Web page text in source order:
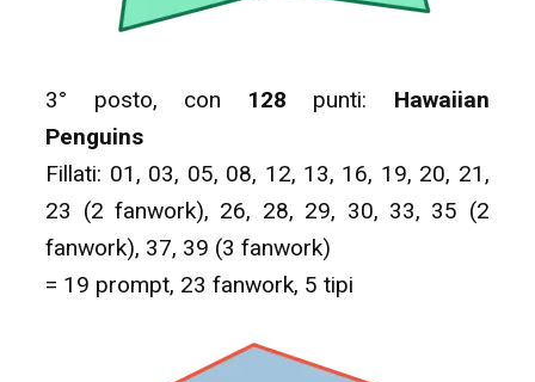
3° posto, con 128 punti: Hawaiian
Penguins
Fillati: 01, 03, 05, 08, 12, 13, 16, 19, 20, 21,
23 (2 fanwork), 26, 28, 29, 30, 33, 35 (2
fanwork), 37, 39 (3 fanwork)
= 19 prompt, 23 fanwork, 5 tipi